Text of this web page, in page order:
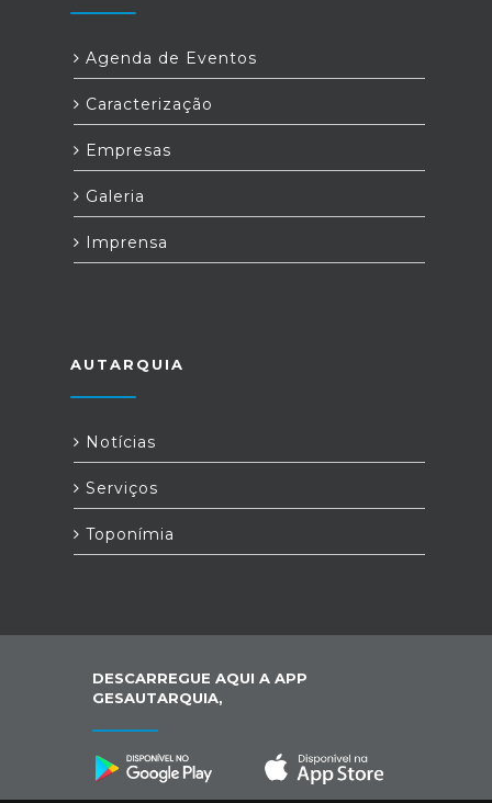
Agenda de Eventos
Caracterização
Empresas
Galeria
Imprensa
AUTARQUIA
Notícias
Serviços
Toponímia
DESCARREGUE AQUI A APP
GESAUTARQUIA,